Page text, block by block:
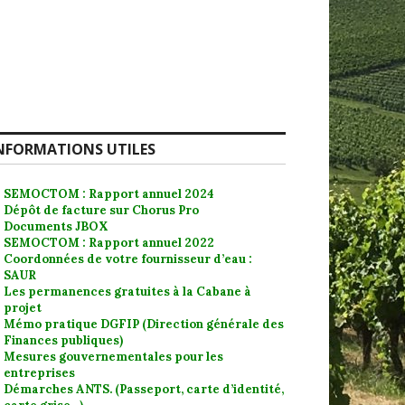
UTILES
SEMOCTOM : Rapport annuel 2024
Dépôt de facture sur Chorus Pro
Documents JBOX
SEMOCTOM : Rapport annuel 2022
Coordonnées de votre fournisseur d’eau :
SAUR
Les permanences gratuites à la Cabane à
projet
Mémo pratique DGFIP (Direction générale des
Finances publiques)
Mesures gouvernementales pour les
entreprises
Démarches ANTS. (Passeport, carte d’identité,